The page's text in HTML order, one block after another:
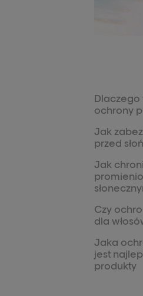
Dlaczego
ochrony
Jak
przed
Jak
Czy
dla
Jaka
jest
produkty